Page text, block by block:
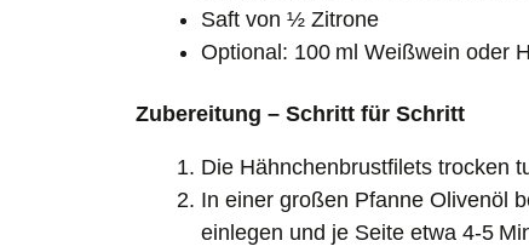
Saft von ½ Zitrone
Optional: 100 ml Weißwein oder
Zubereitung – Schritt für Schritt
Die Hähnchenbrustfilets trocken
In einer großen Pfanne Olivenöl
einlegen und je Seite etwa 4‑5